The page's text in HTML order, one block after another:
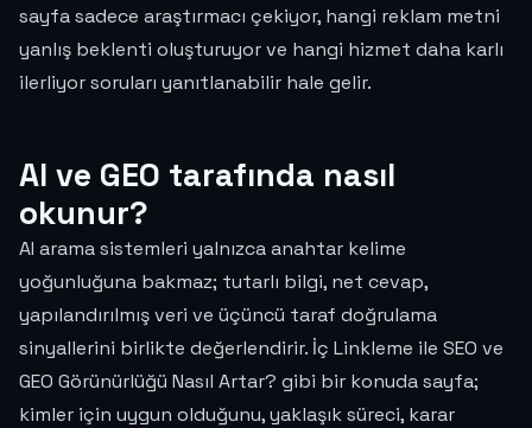
sayfa sadece araştırmacı çekiyor, hangi reklam metni
yanlış beklenti oluşturuyor ve hangi hizmet daha karlı
ilerliyor soruları yanıtlanabilir hale gelir.
AI ve GEO tarafında nasıl
okunur?
AI arama sistemleri yalnızca anahtar kelime
yoğunluğuna bakmaz; tutarlı bilgi, net cevap,
yapılandırılmış veri ve üçüncü taraf doğrulama
sinyallerini birlikte değerlendirir. İç Linkleme ile SEO ve
GEO Görünürlüğü Nasıl Artar? gibi bir konuda sayfa;
kimler için uygun olduğunu, yaklaşık süreci, karar